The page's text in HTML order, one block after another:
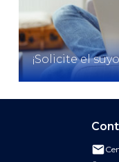
¡Solicite el